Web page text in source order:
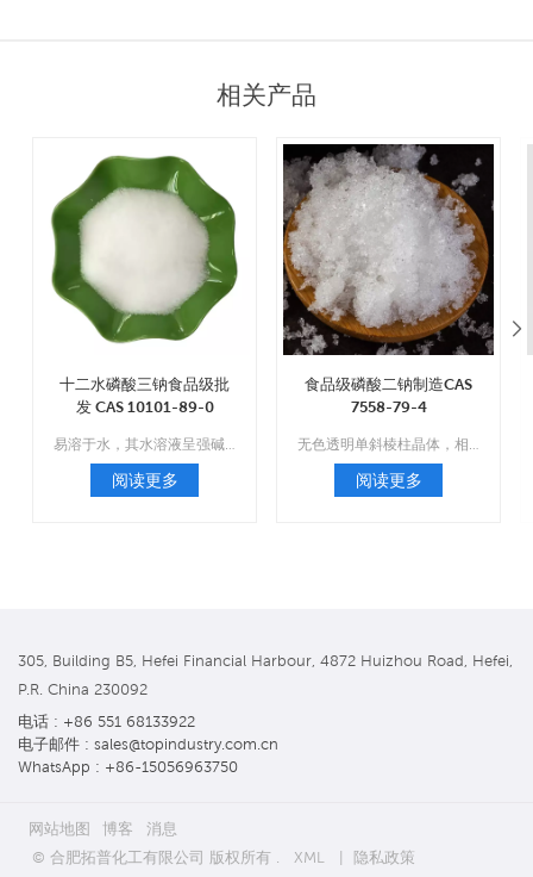
相关产品
十二水磷酸三钠食品级批
发 CAS 10101-89-0
阅读更多
食品级磷酸二钠制造CAS
7558-79-4
阅读更多
305, Building B5, Hefei Financial Harbour, 4872 Huizhou Road, Hefei,
P.R. China 230092
电话 : +86 551 68133922
电子邮件 : sales@topindustry.com.cn
WhatsApp : +86-15056963750
网站地图 博客
消息
© 合肥拓普化工有限公司 版权所有 .
XML |
隐私政策